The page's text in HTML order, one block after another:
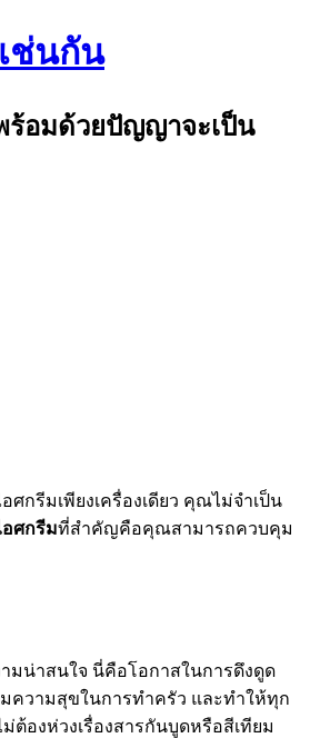
ช่นกัน
ร้อมด้วยปัญญาจะเป็น
กรีมเพียงเครื่องเดียว คุณไม่จำเป็น
อศกรีมที่สำคัญคือคุณสามารถควบคุม
มน่าสนใจ นี่คือโอกาสในการดึงดูด
ความสุขในการทำครัว และทำให้ทุก
ต้องห่วงเรื่องสารกันบูดหรือสีเทียม